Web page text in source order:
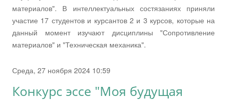
материалов". В интеллектуальных состязаниях приняли
участие 17 студентов и курсантов 2 и 3 курсов, которые на
данный момент изучают дисциплины "Сопротивление
материалов" и "Техническая механика".
Среда, 27 ноября 2024 10:59
Конкурс эссе "Моя будущая